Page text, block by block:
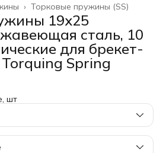
Торковые пружины (SS)
›
19x25
сталь, 10
для брекет-
Spring
шт